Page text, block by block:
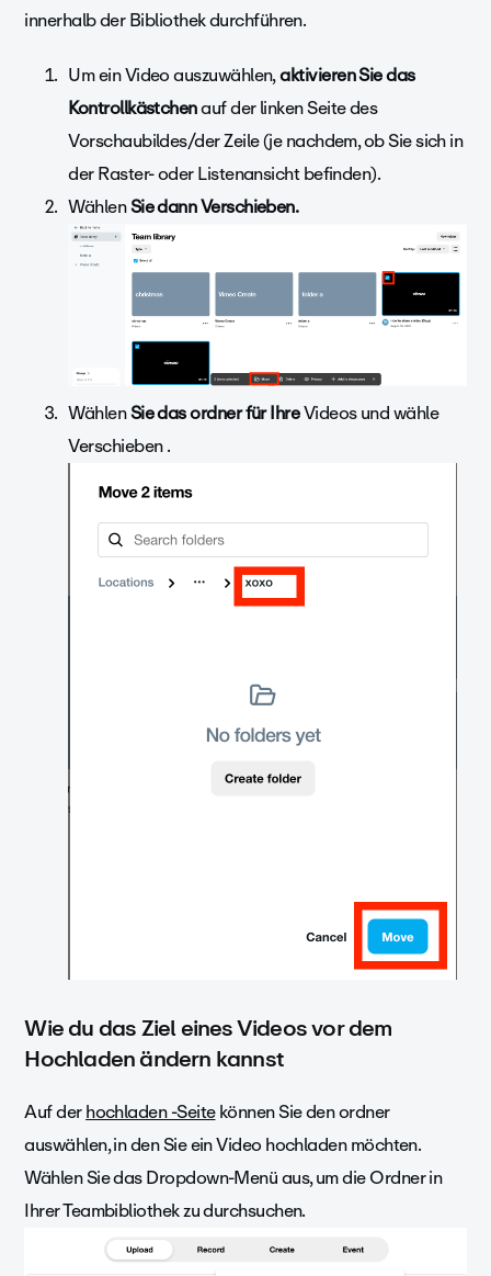
innerhalb der Bibliothek durchführen.
Um ein Videoauszuwählen,aktivieren Sie das
Kontrollkästchenauf der linken Seite des
Vorschaubildes/der Zeile (je nachdem, ob Sie sich in
der Raster- oder Listenansicht befinden).
WählenSie dann Verschieben.
WählenSie das ordner für IhreVideos und wähle
Verschieben .
Wie du das Ziel eines Videos vor dem
Hochladen ändern kannst
Auf derhochladen -Seitekönnen Sie den ordner
auswählen, in den Sie ein Video hochladen möchten.
Wählen Sie das Dropdown-Menü aus, um die Ordner in
Ihrer Teambibliothek zu durchsuchen.